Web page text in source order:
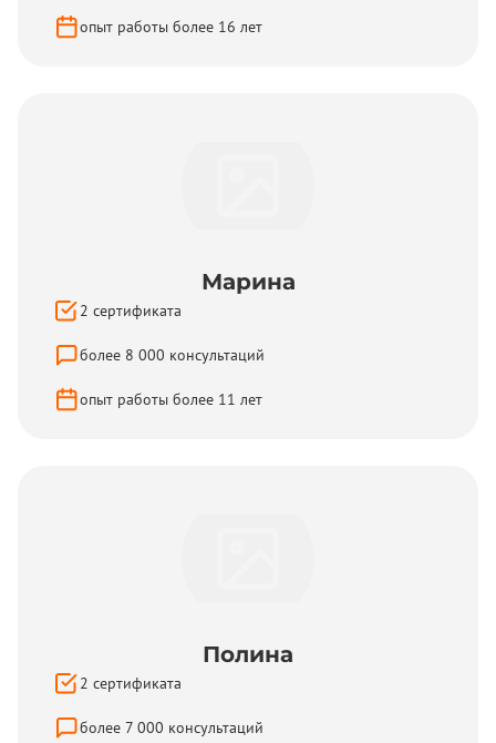
опыт работы более 16 лет
Марина
2 сертификата
более 8 000 консультаций
опыт работы более 11 лет
Полина
2 сертификата
более 7 000 консультаций